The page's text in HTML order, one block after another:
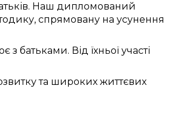
Наш дипломований
, спрямовану на усунення
з батьками. Від їхньої участі
та широких життєвих